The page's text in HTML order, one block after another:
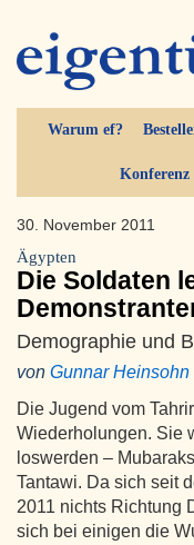
Warum ef?
Konferenz
30. November 2011
Ägypten
Die Soldaten
Demographie und
von Gunnar Heinsohn
Die Jugend vom
Wiederholungen. Sie
loswerden –
Tantawi. Da sich seit
2011 nichts Richtung
sich bei einigen die